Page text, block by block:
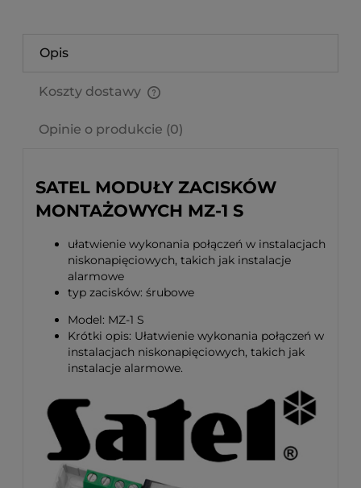
Opis
Koszty dostawy
Opinie o produkcie (0)
SATEL MODUŁY ZACISKÓW
MONTAŻOWYCH MZ-1 S
ułatwienie wykonania połączeń w instalacjach
niskonapięciowych, takich jak instalacje
alarmowe
typ zacisków: śrubowe
Model: MZ-1 S
Krótki opis: Ułatwienie wykonania połączeń w
instalacjach niskonapięciowych, takich jak
instalacje alarmowe.